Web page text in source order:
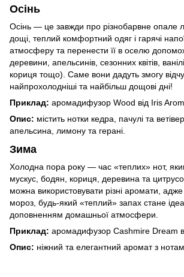
Осінь
Осінь — це завжди про різнобарвне опале
дощі, теплий комфортний одяг і гарячі
атмосферу та перенести її в оселю
деревини, апельсинів, сезонних квітів,
кориця тощо). Саме вони дадуть змогу
найпрохолодніші та найбільш дощові дні!
Приклад: аромадифузор Wood від Iris
Опис: містить нотки кедра, пачулі та
апельсина, лимону та герані.
Зима
Холодна пора року — час «теплих» нот,
мускус, бодян, кориця, деревина та
можна використовувати різні аромати, адже
мороз, будь-який «теплий» запах стане
доповненням домашньої атмосфери.
Приклад: аромадифузор Cashmire Dream
Опис: ніжний та елегантний аромат з